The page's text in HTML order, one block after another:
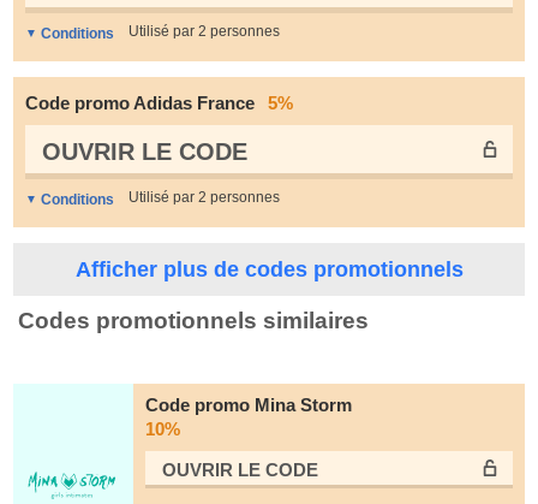
Conditions Utilisé par 2 personnes
Code promo Adidas France 5%
OUVRIR LE СODE
Conditions Utilisé par 2 personnes
Afficher plus de codes promotionnels
Codes promotionnels similaires
Code promo Mina Storm
10%
OUVRIR LE СODE